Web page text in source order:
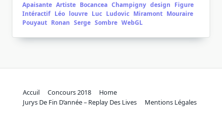
Apaisante Artiste Bocancea Champigny design Figure
Intéractif Léo louvre Luc Ludovic Miramont Mouraire
Pouyaut Ronan Serge Sombre WebGL
Accuil Concours 2018
Home
Jurys De Fin D’année – Replay Des Lives
Mentions Légales